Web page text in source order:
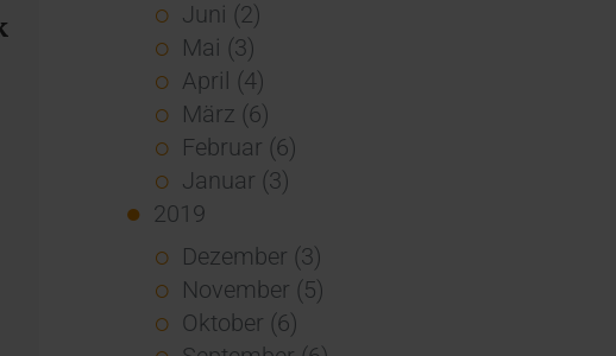
Juni (2)
Mai (3)
April (4)
März (6)
Februar (6)
Januar (3)
2019
Dezember (3)
November (5)
Oktober (6)